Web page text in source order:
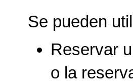
Se pueden
Reservar
o la